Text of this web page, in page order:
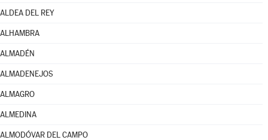
ALDEA DEL REY
ALHAMBRA
ALMADÉN
ALMADENEJOS
ALMAGRO
ALMEDINA
ALMODÓVAR DEL CAMPO